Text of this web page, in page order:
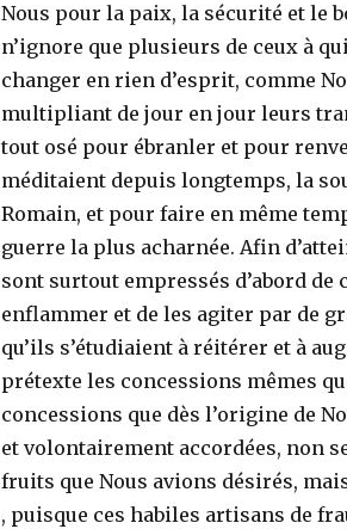
Nous pour la paix, la sécurité et le
n’ignore que plusieurs de ceux à
changer en rien d’esprit, comme
multipliant de jour en jour leurs
tout osé pour ébranler et pour
méditaient depuis longtemps, la
Romain, et pour faire en même
guerre la plus acharnée. Afin
sont surtout empressés d’abord
enflammer et de les agiter par de
qu’ils s’étudiaient à réitérer et à
prétexte les concessions mêmes
concessions que dès l’origine de
et volontairement accordées, non
fruits que Nous avions désirés,
, puisque ces habiles artisans de